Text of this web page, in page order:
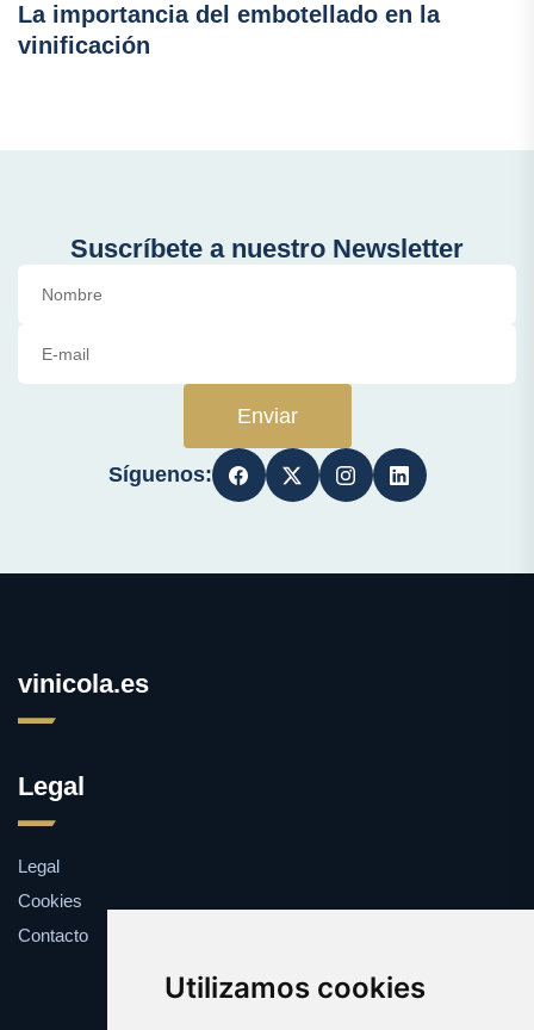
Utilizamos cookies
La importancia del embotellado en la
vinificación
Suscríbete a nuestro Newsletter
Enviar
Síguenos:
vinicola.es
Legal
Legal
Cookies
Contacto